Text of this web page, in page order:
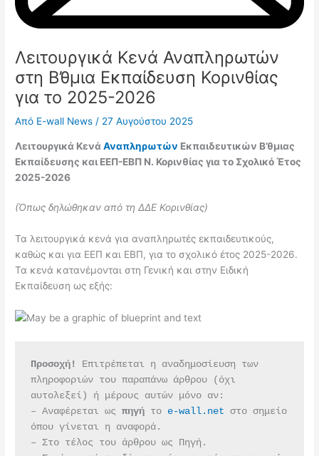
Λειτουργικά Κενά Αναπληρωτών
στη Β’θμια Εκπαίδευση Κορινθίας
για το 2025-2026
Από E-wall News/ 27 Αυγούστου 2025
Λειτουργικά ΚενάΑναπληρωτών Εκπαιδευτικών Β’θμιας
Εκπαίδευσης και ΕΕΠ-ΕΒΠ Ν. Κορινθίας για το Σχολικό Έτος
2025-2026
(Όπως δηλώθηκαν από τη ΔΔΕ Κορινθίας)
Τα λειτουργικά κενά για αναπληρωτές εκπαιδευτικούς,
καθώς και για ΕΕΠ και ΕΒΠ, για το σχολικό έτος 2025-2026.
Τα κενά κατανέμονται στη Γενική και στην Ειδική
Εκπαίδευση ως εξής:
Προσοχή!
Επιτρέπεται η αναδημοσίευση των
πληροφοριών του παραπάνω άρθρου (όχι
αυτολεξεί) ή μέρους αυτών μόνο αν:
– Αναφέρεται ως πηγή το e-wall.net στο σημείο
όπου γίνεται η αναφορά.
– Στο τέλος του άρθρου ως Πηγή.